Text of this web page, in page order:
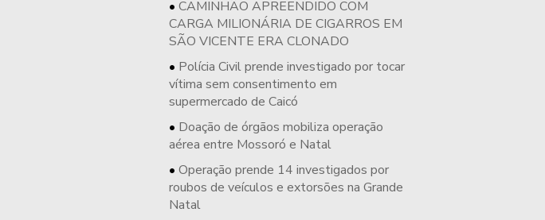
CAMINHÃO APREENDIDO COM
CARGA MILIONÁRIA DE CIGARROS EM
SÃO VICENTE ERA CLONADO
Polícia Civil prende investigado por tocar
vítima sem consentimento em
supermercado de Caicó
Doação de órgãos mobiliza operação
aérea entre Mossoró e Natal
Operação prende 14 investigados por
roubos de veículos e extorsões na Grande
Natal